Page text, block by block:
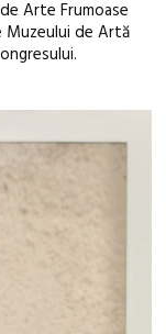
Arte Frumoase
Muzeului de Artă